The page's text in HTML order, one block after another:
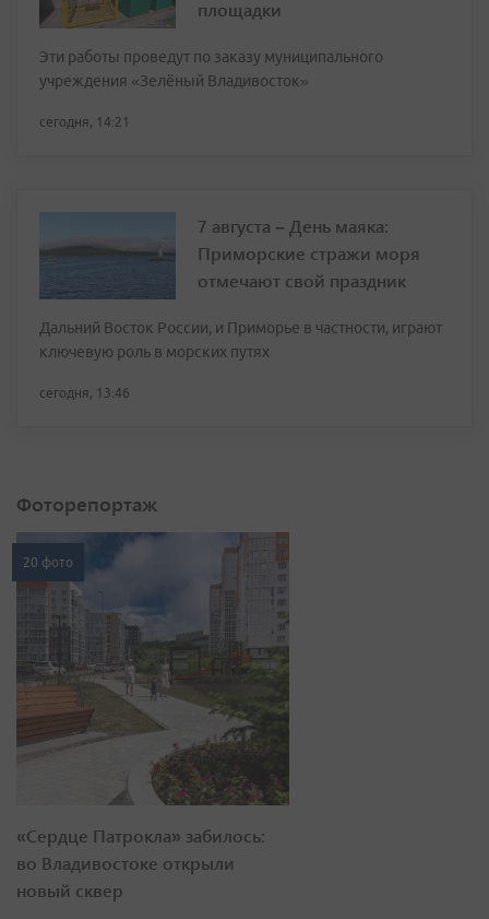
площадки
Эти работы проведут по заказу муниципального
учреждения «Зелёный Владивосток»
сегодня, 14:21
7 августа – День маяка:
Приморские стражи моря
отмечают свой праздник
Дальний Восток России, и Приморье в частности, играют
ключевую роль в морских путях
сегодня, 13:46
Фоторепортаж
20 фото
«Сердце Патрокла» забилось:
во Владивостоке открыли
новый сквер